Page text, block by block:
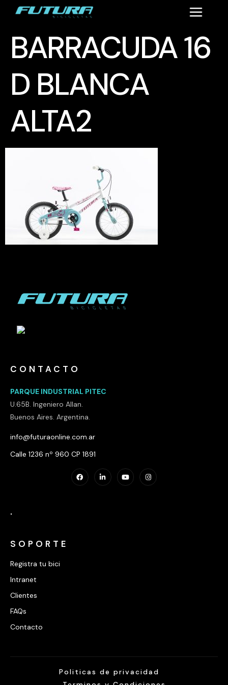
BARRACUDA 16
D BLANCA
ALTA2
CONTACTO
PARQUE INDUSTRIAL PITEC
U.65B. Ingeniero Allan.
Buenos Aires. Argentina.
info@futuraonline.com.ar
Calle 1236 nº 960 CP 1891
.
SOPORTE
Registra tu bici
Intranet
Clientes
FAQs
Contacto
Politicas de privacidad